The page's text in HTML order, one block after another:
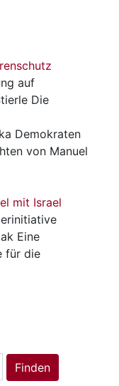
auf
Die
Demokraten
von Manuel
mit Israel
Eine
für die
Finden